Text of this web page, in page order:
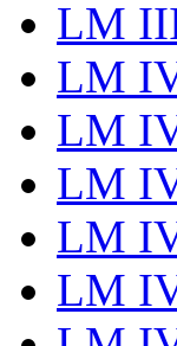
LM
LM
LM
LM
LM
LM